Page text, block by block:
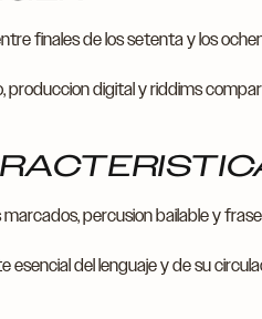
finales de los setenta y los
produccion digital y riddims
marcados, percusion bailable y
esencial del lenguaje y de su